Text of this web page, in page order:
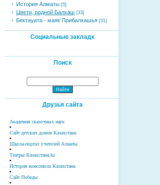
История Алматы [5]
Цвети, родной Балхаш [33]
Бектауата - маяк Прибалхашья [31]
Социальные закладк
Поиск
Друзья сайта
Академия сказочных наук
Сайт детских домов Казахстана
Школа-портал учителей Алматы
Театры Казахстана.kz
История комсомола Казахстана
Сайт Победы